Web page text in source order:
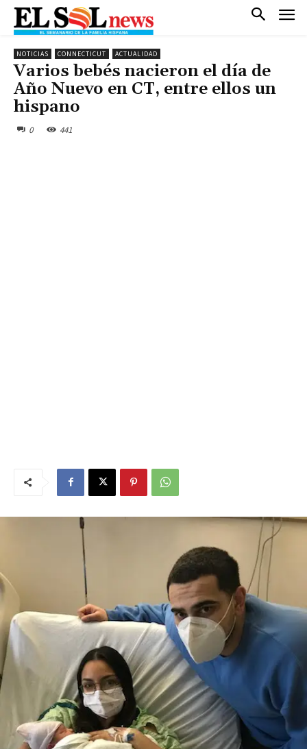
NOTICIAS CONNECTICUT ACTUALIDAD
Varios bebés nacieron el día de
Año Nuevo en CT, entre ellos un
hispano
0 441